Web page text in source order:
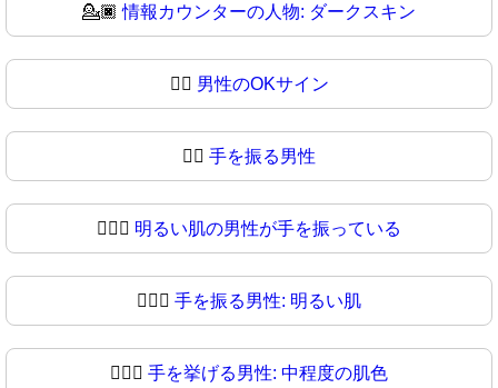
💁🏿情報カウンターの人物: ダークスキン
💁‍♂️ 男性のOKサイン
💁‍♂ 手を振る男性
💁🏻‍♂️ 明るい肌の男性が手を振っている
💁🏻‍♂ 手を振る男性: 明るい肌
💁🏼‍♂️ 手を挙げる男性: 中程度の肌色